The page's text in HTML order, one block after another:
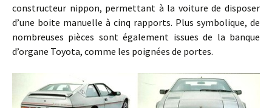
constructeur nippon, permettant à la voiture de disposer
d’une boite manuelle à cinq rapports. Plus symbolique, de
nombreuses pièces sont également issues de la banque
d’organe Toyota, comme les poignées de portes.